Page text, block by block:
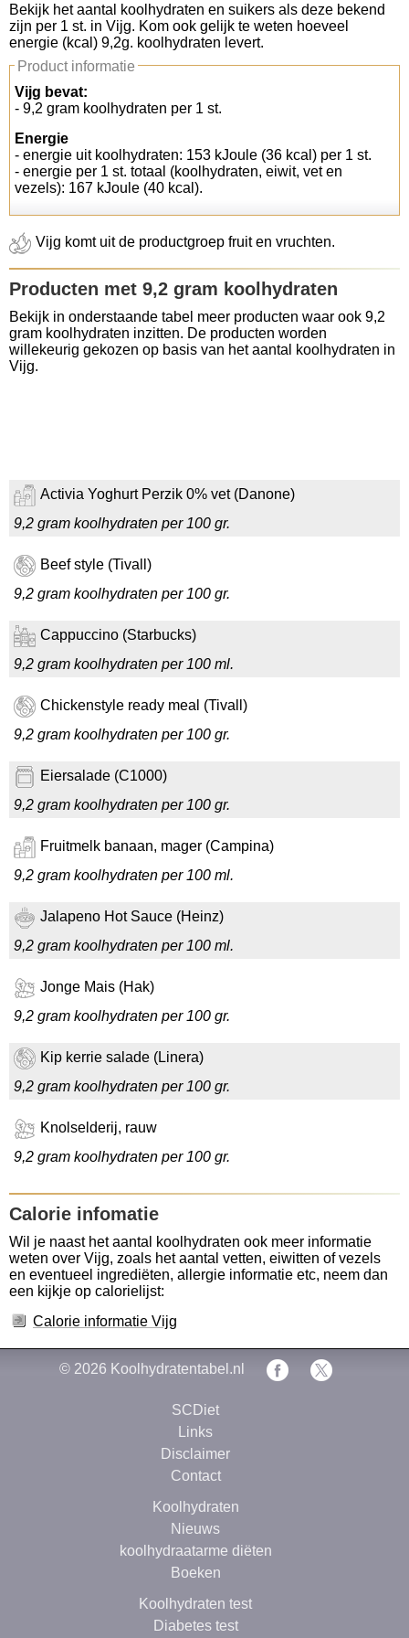
Koolhydraten tellen
Links
Bekijk het aantal koolhydraten en suikers als deze bekend
zijn per 1 st. in Vijg. Kom ook gelijk te weten hoeveel
energie (kcal) 9,2g. koolhydraten levert.
Product informatie
Vijg bevat:
- 9,2 gram koolhydraten per 1 st.
Energie
- energie uit koolhydraten: 153 kJoule (36 kcal) per 1 st.
- energie per 1 st. totaal (koolhydraten, eiwit, vet en
vezels): 167 kJoule (40 kcal).
Vijg komt uit de productgroep fruit en vruchten.
Producten met 9,2 gram koolhydraten
Bekijk in onderstaande tabel meer producten waar ook 9,2
gram koolhydraten inzitten. De producten worden
willekeurig gekozen op basis van het aantal koolhydraten in
Vijg.
Activia Yoghurt Perzik 0% vet (Danone)
9,2 gram koolhydraten per 100 gr.
Beef style (Tivall)
9,2 gram koolhydraten per 100 gr.
Cappuccino (Starbucks)
9,2 gram koolhydraten per 100 ml.
Chickenstyle ready meal (Tivall)
9,2 gram koolhydraten per 100 gr.
Eiersalade (C1000)
9,2 gram koolhydraten per 100 gr.
Fruitmelk banaan, mager (Campina)
9,2 gram koolhydraten per 100 ml.
Jalapeno Hot Sauce (Heinz)
9,2 gram koolhydraten per 100 ml.
Jonge Mais (Hak)
9,2 gram koolhydraten per 100 gr.
Kip kerrie salade (Linera)
9,2 gram koolhydraten per 100 gr.
Knolselderij, rauw
9,2 gram koolhydraten per 100 gr.
Calorie infomatie
Wil je naast het aantal koolhydraten ook meer informatie
weten over Vijg, zoals het aantal vetten, eiwitten of vezels
en eventueel ingrediëten, allergie informatie etc, neem dan
een kijkje op calorielijst:
Calorie informatie Vijg
© 2026 Koolhydratentabel.nl
SCDiet
Links
Disclaimer
Contact
Koolhydraten
Nieuws
koolhydraatarme diëten
Boeken
Koolhydraten test
Diabetes test